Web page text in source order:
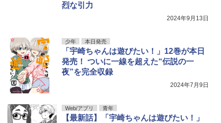
烈な引力
2024年9月13日
少年 本日発売
「宇崎ちゃんは遊びたい！」12巻が本日
発売！ ついに一線を超えた“伝説の一
夜”を完全収録
2024年7月9日
Web/アプリ 青年
【最新話】「宇崎ちゃんは遊びたい！」